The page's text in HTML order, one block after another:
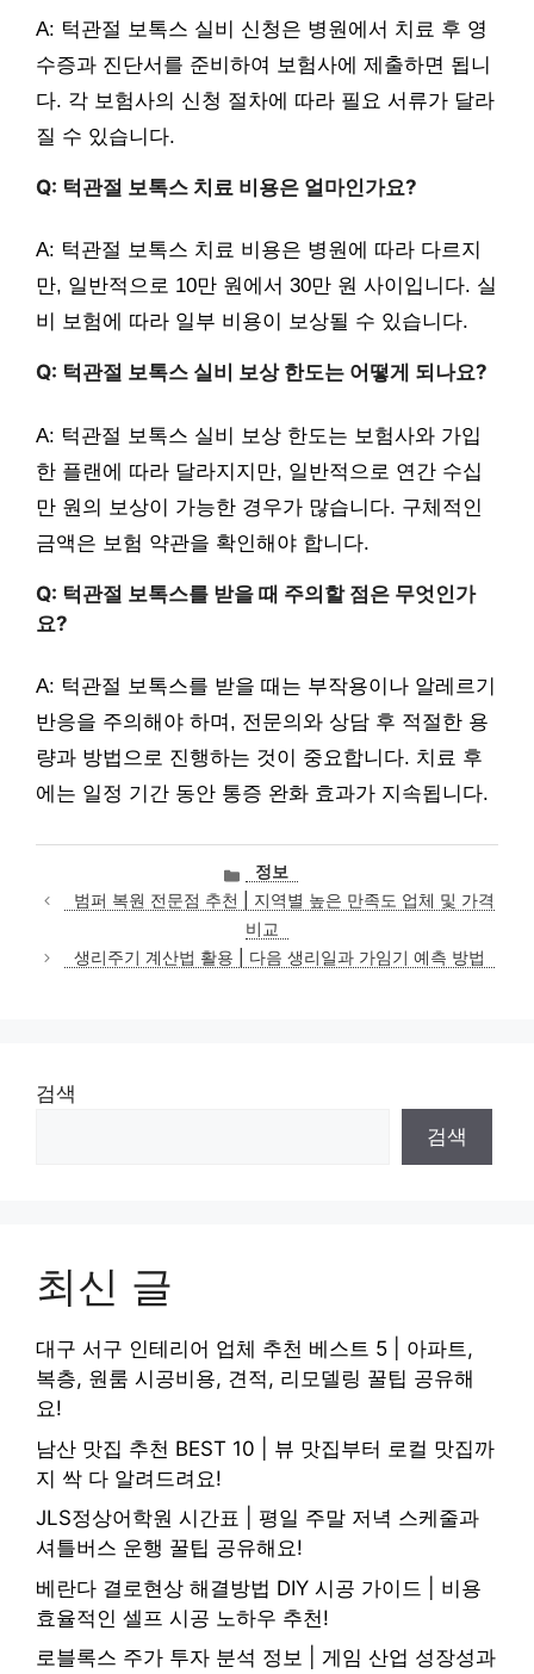
A: 턱관절 보톡스 실비 신청은 병원에서 치료 후 영
수증과 진단서를 준비하여 보험사에 제출하면 됩니
다. 각 보험사의 신청 절차에 따라 필요 서류가 달라
질 수 있습니다.
Q: 턱관절 보톡스 치료 비용은 얼마인가요?
A: 턱관절 보톡스 치료 비용은 병원에 따라 다르지
만, 일반적으로 10만 원에서 30만 원 사이입니다. 실
비 보험에 따라 일부 비용이 보상될 수 있습니다.
Q: 턱관절 보톡스 실비 보상 한도는 어떻게 되나요?
A: 턱관절 보톡스 실비 보상 한도는 보험사와 가입
한 플랜에 따라 달라지지만, 일반적으로 연간 수십
만 원의 보상이 가능한 경우가 많습니다. 구체적인
금액은 보험 약관을 확인해야 합니다.
Q: 턱관절 보톡스를 받을 때 주의할 점은 무엇인가
요?
A: 턱관절 보톡스를 받을 때는 부작용이나 알레르기
반응을 주의해야 하며, 전문의와 상담 후 적절한 용
량과 방법으로 진행하는 것이 중요합니다. 치료 후
에는 일정 기간 동안 통증 완화 효과가 지속됩니다.
카
테
고
리
정보
범퍼 복원 전문점 추천 | 지역별 높은 만족도 업체 및 가격
비교
생리주기 계산법 활용 | 다음 생리일과 가임기 예측 방법
검색
검색
최신 글
대구 서구 인테리어 업체 추천 베스트 5 | 아파트,
복층, 원룸 시공비용, 견적, 리모델링 꿀팁 공유해
요!
남산 맛집 추천 BEST 10 | 뷰 맛집부터 로컬 맛집까
지 싹 다 알려드려요!
JLS정상어학원 시간표 | 평일 주말 저녁 스케줄과
셔틀버스 운행 꿀팁 공유해요!
베란다 결로현상 해결방법 DIY 시공 가이드 | 비용
효율적인 셀프 시공 노하우 추천!
로블록스 주가 투자 분석 정보 | 게임 산업 성장성과